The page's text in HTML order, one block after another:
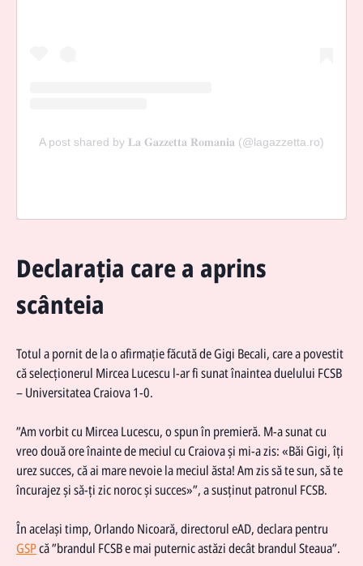
A post shared by 𝐋𝐚 𝐆𝐚𝐳𝐳𝐞𝐭𝐭𝐚 𝐑𝐨𝐦𝐚𝐧𝐢𝐚 (@lagazzetta.ro)
Declarația care a aprins
scânteia
Totul a pornit de la o afirmație făcută de Gigi Becali, care a povestit
că selecționerul Mircea Lucescu l-ar fi sunat înaintea duelului FCSB
– Universitatea Craiova 1-0.
”Am vorbit cu Mircea Lucescu, o spun în premieră. M-a sunat cu
vreo două ore înainte de meciul cu Craiova și mi-a zis: «Băi Gigi, îți
urez succes, că ai mare nevoie la meciul ăsta! Am zis să te sun, să te
încurajez și să-ți zic noroc și succes»”, a susținut patronul FCSB.
În același timp, Orlando Nicoară, directorul eAD, declara pentru
GSPcă ”brandul FCSB e mai puternic astăzi decât brandul Steaua”.